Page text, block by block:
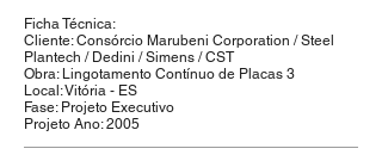
Ficha Técnica:
Cliente: Consórcio Marubeni Corporation / Steel
Plantech / Dedini / Simens / CST
Obra: Lingotamento Contínuo de Placas 3
Local: Vitória - ES
Fase: Projeto Executivo
Projeto Ano: 2005